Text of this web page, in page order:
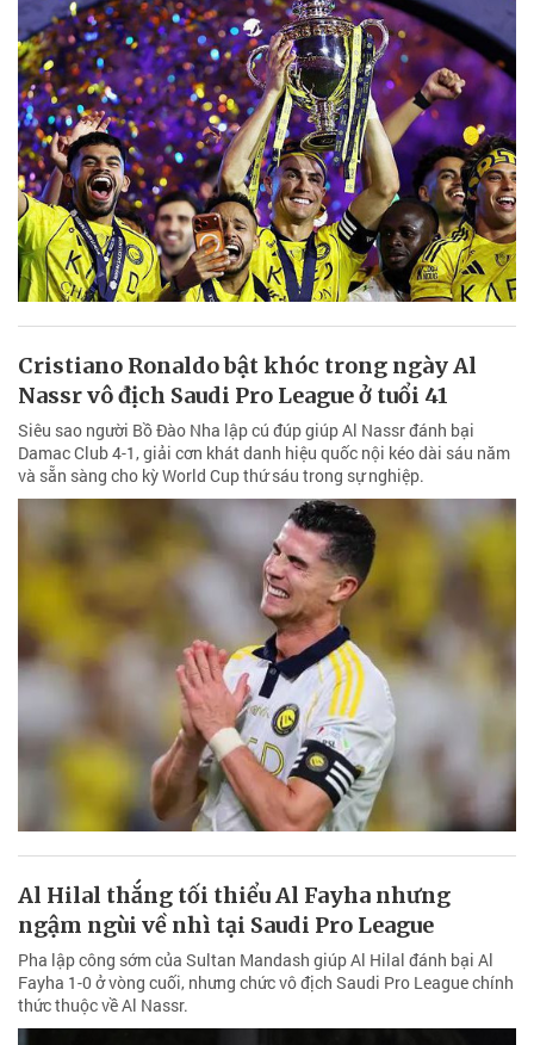
Cristiano Ronaldo bật khóc trong ngày Al
Nassr vô địch Saudi Pro League ở tuổi 41
Siêu sao người Bồ Đào Nha lập cú đúp giúp Al Nassr đánh bại
Damac Club 4-1, giải cơn khát danh hiệu quốc nội kéo dài sáu năm
và sẵn sàng cho kỳ World Cup thứ sáu trong sự nghiệp.
Al Hilal thắng tối thiểu Al Fayha nhưng
ngậm ngùi về nhì tại Saudi Pro League
Pha lập công sớm của Sultan Mandash giúp Al Hilal đánh bại Al
Fayha 1-0 ở vòng cuối, nhưng chức vô địch Saudi Pro League chính
thức thuộc về Al Nassr.